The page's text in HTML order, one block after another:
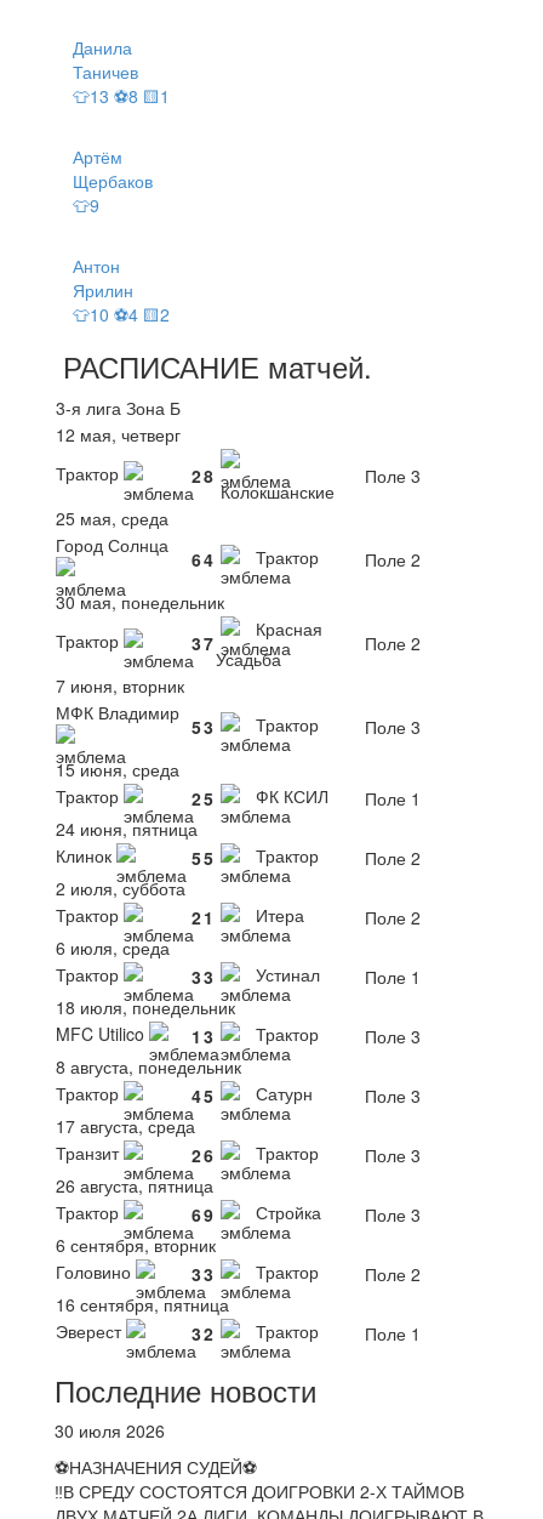
Данила
Таничев
👕13 ⚽8 🟨1
Артём
Щербаков
👕9
Антон
Ярилин
👕10 ⚽4 🟨2
РАСПИСАНИЕ матчей.
3-я лига Зона Б
12 мая, четверг
Трактор
28
Колокшанские
Поле 3
25 мая, среда
Город Солнца
64 Трактор
Поле 2
30 мая, понедельник
Трактор
37
Красная
Усадьба
Поле 2
7 июня, вторник
МФК Владимир
53 Трактор
Поле 3
15 июня, среда
Трактор
25 ФК КСИЛ
Поле 1
24 июня, пятница
Клинок
55 Трактор
Поле 2
2 июля, суббота
Трактор
21 Итера
Поле 2
6 июля, среда
Трактор
33 Устинал
Поле 1
18 июля, понедельник
MFC Utilico
1 3 Трактор
Поле 3
8 августа, понедельник
Трактор
45 Сатурн
Поле 3
17 августа, среда
Транзит
26 Трактор
Поле 3
26 августа, пятница
Трактор
69 Стройка
Поле 3
6 сентября, вторник
Головино
33 Трактор
Поле 2
16 сентября, пятница
Эверест
32 Трактор Поле 1
Последние новости
30 июля 2026
⚽НАЗНАЧЕНИЯ СУДЕЙ⚽
‼В СРЕДУ СОСТОЯТСЯ ДОИГРОВКИ 2-Х ТАЙМОВ